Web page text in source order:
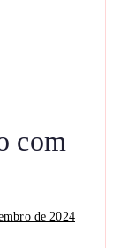
com
de 2024